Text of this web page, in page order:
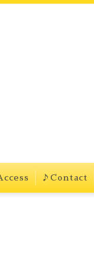
♪Contact